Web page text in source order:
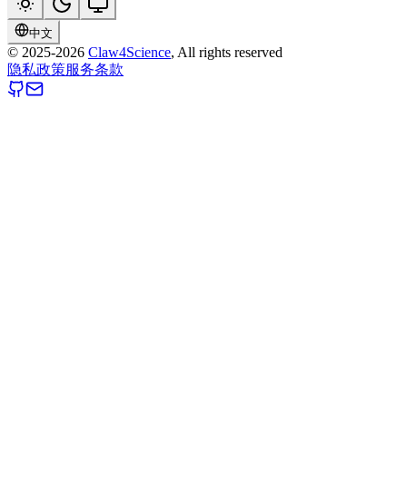
中文
© 2025-2026 Claw4Science, All rights reserved
隐私政策服务条款